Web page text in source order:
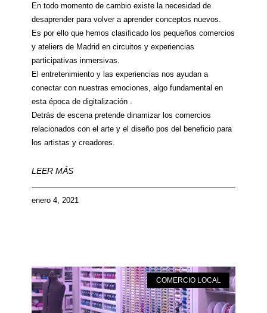
En todo momento de cambio existe la necesidad de
desaprender para volver a aprender conceptos nuevos.
Es por ello que hemos clasificado los pequeños comercios
y ateliers de Madrid en circuitos y experiencias
participativas inmersivas.
El entretenimiento y las experiencias nos ayudan a
conectar con nuestras emociones, algo fundamental en
esta época de digitalización .
Detrás de escena pretende dinamizar los comercios
relacionados con el arte y el diseño pos del beneficio para
los artistas y creadores.
LEER MÁS
enero 4, 2021
COMERCIO LOCAL